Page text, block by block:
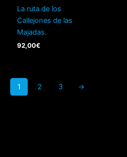
La ruta de los
Callejones de las
Majadas.
92,00€
1 2 3 →